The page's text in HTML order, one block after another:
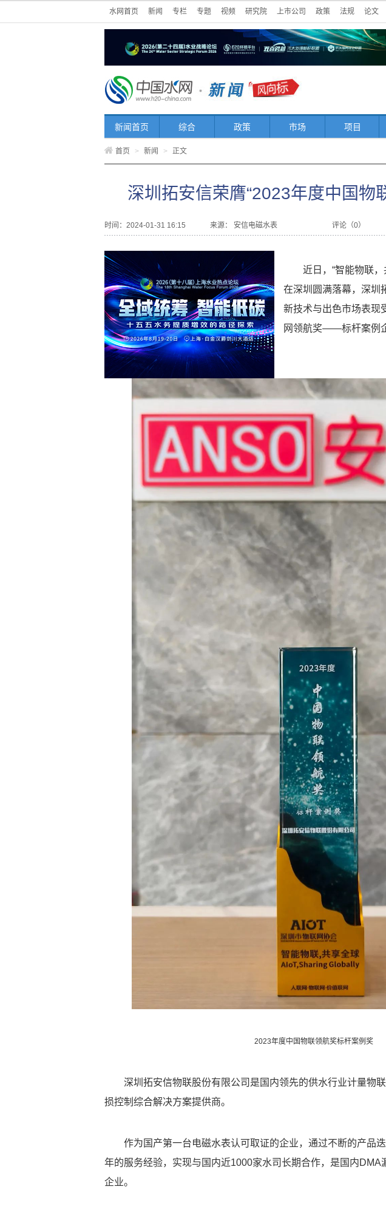
水网首页 新闻 专栏 专题 视频 研究院 上市公司 政策 法规 论文
新闻首页 综合 政策 市场 项目
首页 > 新闻 > 正文
深圳拓安信荣膺“2023年度中国物
时间：2024-01-31 16:15 来源： 安信电磁水表 评论（0）
近日，“智能物联
在深圳圆满落幕，深圳
新技术与出色市场表现
网领航奖——标杆案例企
2023年度中国物联领航奖标杆案例奖
深圳拓安信物联股份有限公司是国内领先的供水行业计量物
损控制综合解决方案提供商。
作为国产第一台电磁水表认可取证的企业，通过不断的产品
年的服务经验，实现与国内近1000家水司长期合作，是国内DMA
企业。